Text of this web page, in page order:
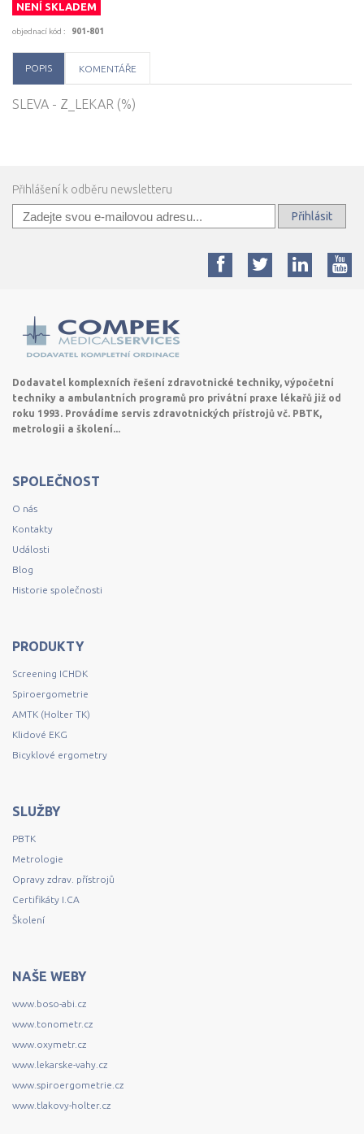
NENÍ SKLADEM
objednací kód : 901-801
POPIS KOMENTÁŘE
SLEVA - Z_LEKAR (%)
Přihlášení k odběru newsletteru
Přihlásit
Dodavatel komplexních řešení zdravotnické techniky, výpočetní
techniky a ambulantních programů pro privátní praxe lékařů již od
roku 1993. Provádíme servis zdravotnických přístrojů vč. PBTK,
metrologii a školení...
SPOLEČNOST
O nás
Kontakty
Události
Blog
Historie společnosti
PRODUKTY
Screening ICHDK
Spiroergometrie
AMTK (Holter TK)
Klidové EKG
Bicyklové ergometry
SLUŽBY
PBTK
Metrologie
Opravy zdrav. přístrojů
Certifikáty I.CA
Školení
NAŠE WEBY
www.boso-abi.cz
www.tonometr.cz
www.oxymetr.cz
www.lekarske-vahy.cz
www.spiroergometrie.cz
www.tlakovy-holter.cz